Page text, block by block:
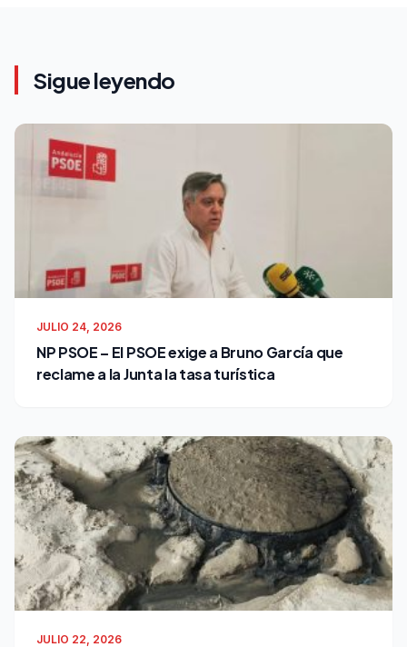
Sigue leyendo
JULIO 24, 2026
NP PSOE – El PSOE exige a Bruno García que
reclame a la Junta la tasa turística
JULIO 22, 2026